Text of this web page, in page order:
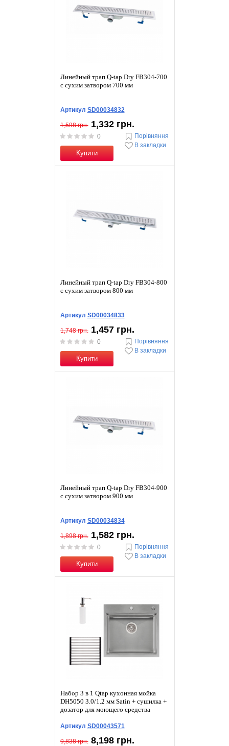
Линейный трап Q-tap Dry FB304-700
с сухим затвором 700 мм
Артикул SD00034832
1,598 грн. 1,332 грн.
0
Купити
Порівняння
В закладки
Линейный трап Q-tap Dry FB304-800
с сухим затвором 800 мм
Артикул SD00034833
1,748 грн. 1,457 грн.
0
Купити
Порівняння
В закладки
Линейный трап Q-tap Dry FB304-900
с сухим затвором 900 мм
Артикул SD00034834
1,898 грн. 1,582 грн.
0
Купити
Порівняння
В закладки
Набор 3 в 1 Qtap кухонная мойка
DH5050 3.0/1.2 мм Satin + сушилка +
дозатор для моющего средства
Артикул SD00043571
9,838 грн. 8,198 грн.